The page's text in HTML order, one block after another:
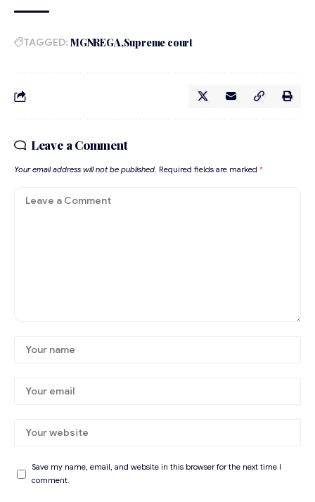
TAGGED: MGNREGA Supreme court
Leave a Comment
Your email address will not be published. Required fields are marked *
Save my name, email, and website in this browser for the next time I
comment.